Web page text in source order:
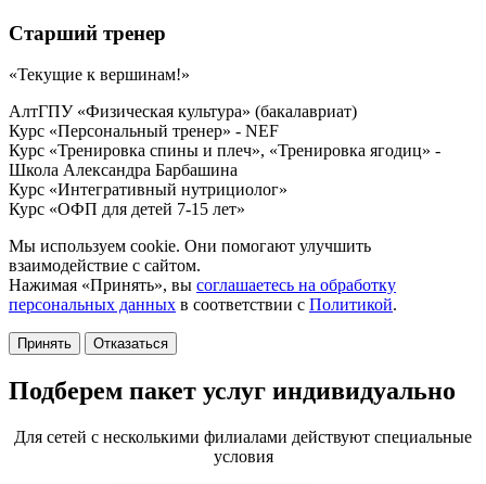
Старший тренер
Текущие к вершинам!
АлтГПУ «Физическая культура» (бакалавриат)
​​​​​​​Курс «Персональный тренер» - NEF
Курс «Тренировка спины и плеч», «Тренировка ягодиц» -
Школа Александра Барбашина
Курс «Интегративный нутрициолог»
Курс «ОФП для детей 7-15 лет»
Мы используем cookie. Они помогают улучшить
взаимодействие с сайтом.
Нажимая «Принять», вы соглашаетесь на обработку
персональных данных в соответствии с Политикой.
Принять Отказаться
Подберем пакет услуг индивидуально
Для сетей с несколькими филиалами действуют специальные
условия